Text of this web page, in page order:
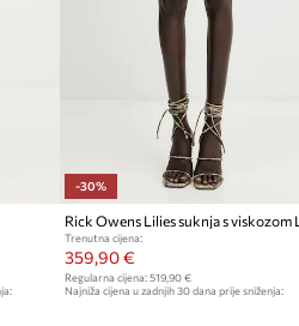
-30%
Trenutna cijena:
359,90 €
Regularna cijena: 519,90 €
Najniža cijena u zadnjih 30 dana prije sniženja: